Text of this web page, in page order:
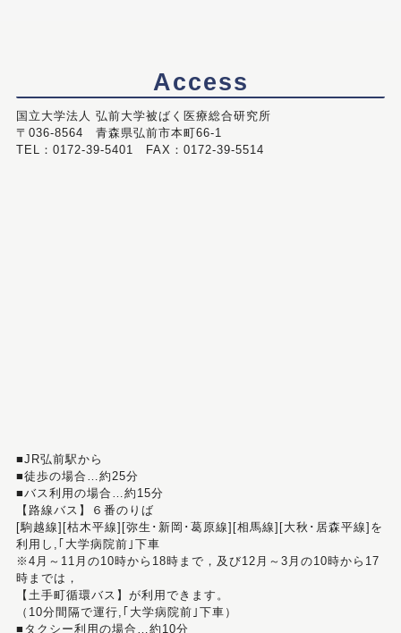
Access
国立大学法人 弘前大学被ばく医療総合研究所
〒036-8564 青森県弘前市本町66-1
TEL：0172-39-5401 FAX：0172-39-5514
■JR弘前駅から
■徒歩の場合…約25分
■バス利用の場合…約15分
【路線バス】６番のりば
[駒越線][枯木平線][弥生･新岡･葛原線][相馬線][大秋･居森平線]を
利用し,｢大学病院前｣下車
※4月～11月の10時から18時まで，及び12月～3月の10時から17
時までは，
【土手町循環バス】が利用できます。
（10分間隔で運行,｢大学病院前｣下車）
■タクシー利用の場合…約10分